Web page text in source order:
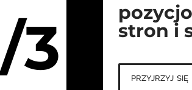
/3
stron i
przyjrzyj się